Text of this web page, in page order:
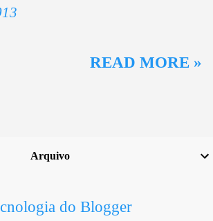
READ MORE »
Arquivo
do Blogger